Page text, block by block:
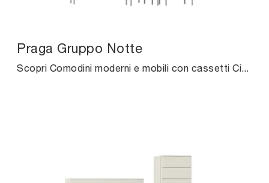
Praga Gruppo Notte
Scopri Comodini moderni e mobili con cassetti Cinquanta3! Il modello Praga Gruppo Notte realizzato in melaminico è la scelta ideale.